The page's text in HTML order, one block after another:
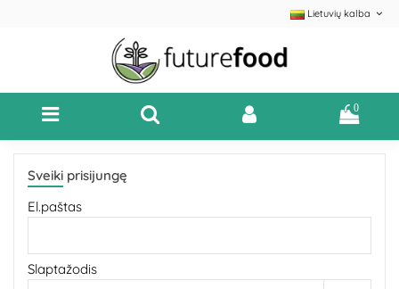
Lietuvių kalba
0
Sveiki prisijungę
El.paštas
Slaptažodis